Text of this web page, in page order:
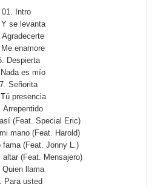
01. Intro
se levanta
Agradecerte
enamore
Despierta
es mío
Señorita
presencia
Arrepentido
(Feat. Special Eric)
mano (Feat. Harold)
fama (Feat. Jonny L.)
altar (Feat. Mensajero)
Quien llama
Para usted